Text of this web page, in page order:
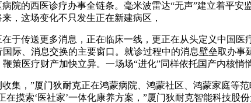
院的西医诊疗办事全链条。毫米波雷达“无声”建立着平
，这场变化不只发生正在新建病区，
传送更多消息，正在临床一线，更正在从头定义中国医
际、消息交换的主要窗口。就诊过程中的消息壁垒取办
策医疗财产加快立异。一场场“进化”同样依托国产内核悄
，”厦门狄耐克正在鸿蒙病院、鸿蒙社区、鸿蒙家庭等
摸索‘医社家’一体化康养方案，”厦门狄耐克智能科技